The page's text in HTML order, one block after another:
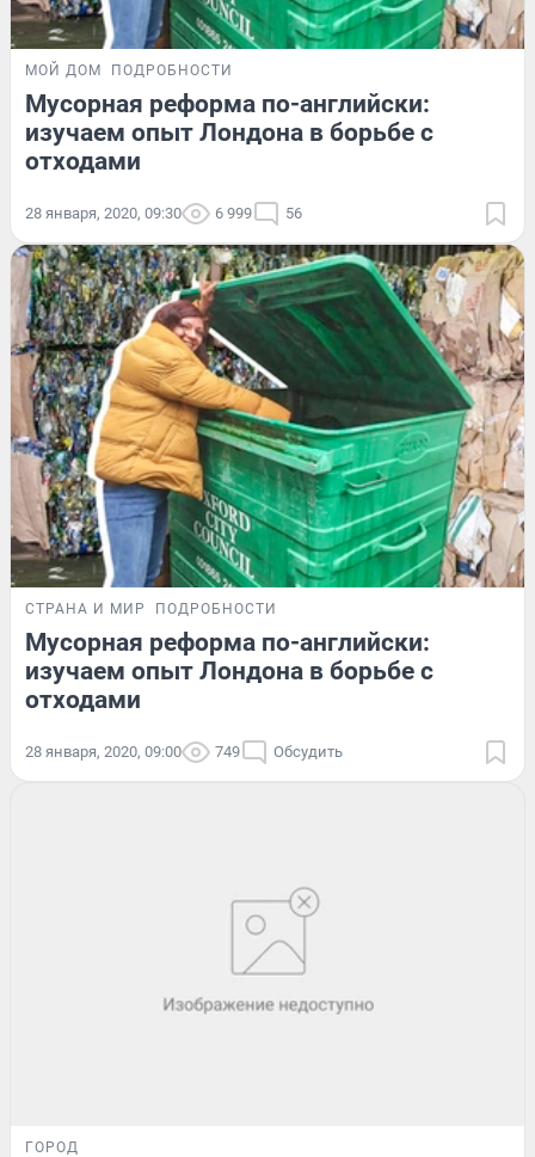
МОЙ ДОМ ПОДРОБНОСТИ
Мусорная реформа по-английски:
изучаем опыт Лондона в борьбе с
отходами
28 января, 2020, 09:30 6 999 56
СТРАНА И МИР ПОДРОБНОСТИ
Мусорная реформа по-английски:
изучаем опыт Лондона в борьбе с
отходами
28 января, 2020, 09:00 749 Обсудить
ГОРОД